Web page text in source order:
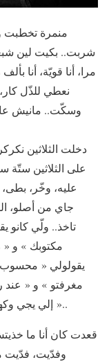
منمرة تخطبت
شربت.. بكيت لين
مرا، أنا قويّة، أنا
نعطي للذّل
وسكّت.. مانيش
دخلت الثلاثين
على الثلاثين
عليه، وخّر، بطى،
جاي من أصلو،
تاخذ.. ولّي
مكتوبك » و «
يقولولي «
مغرفتو » و «
إلي يجي وكهو! ».. وتصنّفت رسميّاً في « قائمة العوانس »..
قعدت كان أنا ما
وفدّيت، فدّيت